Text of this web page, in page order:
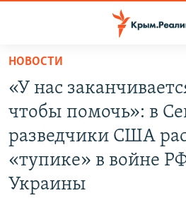
Вернуться
основному
содержанию
главной
навигации
Вернутся
СПЕЦПРОЕКТЫ
КАРТА ВОЕННЫХ ОБЪЕКТОВ КРЫМА
ЕЩЕ
НОВОСТИ
«У нас
чтобы помочь»: в
разведчики США
«тупике» в войне
Украины